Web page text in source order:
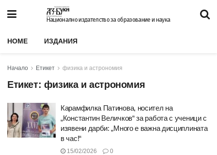
Национално издателство за образование и наука
HOME ИЗДАНИЯ
Начало Етикет физика и астрономия
Етикет: физика и астрономия
Карамфилка Патинова, носител на
„Константин Величков“ за работа с ученици с
изявени дарби: „Много е важна дисциплината
в час!“
15/02/2026 0